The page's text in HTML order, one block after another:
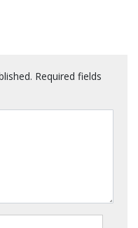
Required fields